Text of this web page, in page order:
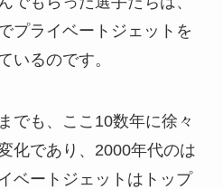
プライベートジェットを
いるのです。
でも、ここ10数年に徐々
化であり、2000年代のは
ベートジェットはトップ